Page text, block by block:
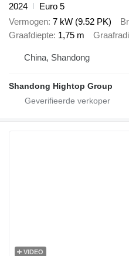
2024
Euro 5
Vermogen 7 kW (9.52 PK)
Graafdiepte 1,75 m
China, Shandong
Shandong Hightop Group
VIDEO